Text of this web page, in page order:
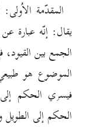
المقدّمة
يقال: إنّه عبارة
الجمع بين
الموضوع هو
فيسري الحكم
الحكم إلى الطويل